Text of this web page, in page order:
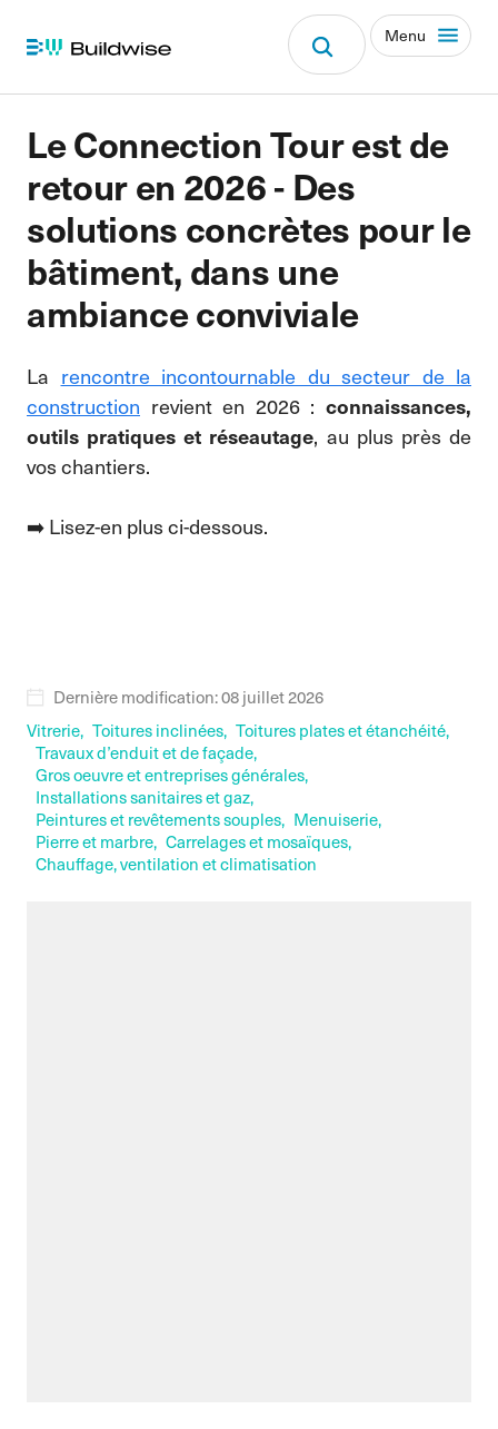
Menu
Le Connection Tour est de
retour en 2026 - Des
solutions concrètes pour le
bâtiment, dans une
ambiance conviviale
La rencontre incontournable du secteur de la
construction revient en 2026 : connaissances,
outils pratiques et réseautage, au plus près de
vos chantiers.
➡️ Lisez-en plus ci-dessous.
Dernière modification: 08 juillet 2026
Vitrerie, Toitures inclinées, Toitures plates et étanchéité,
Travaux d’enduit et de façade,
Gros oeuvre et entreprises générales,
Installations sanitaires et gaz,
Peintures et revêtements souples, Menuiserie,
Pierre et marbre, Carrelages et mosaïques,
Chauffage, ventilation et climatisation